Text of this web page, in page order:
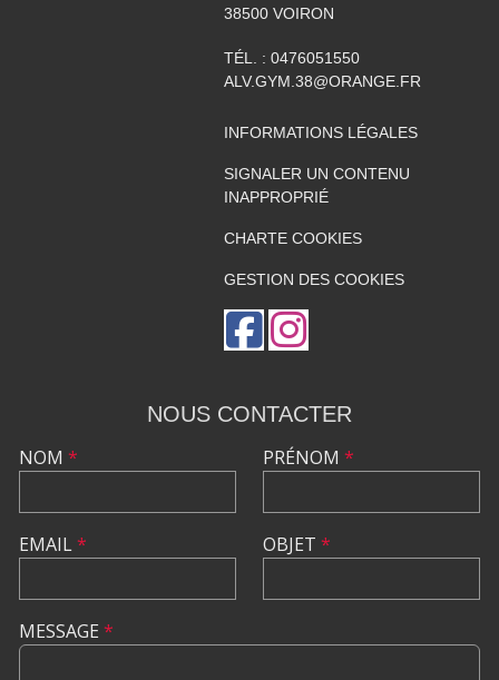
38500 VOIRON
TÉL. : 0476051550
ALV.GYM.38@ORANGE.FR
INFORMATIONS LÉGALES
SIGNALER UN CONTENU
INAPPROPRIÉ
CHARTE COOKIES
GESTION DES COOKIES
NOUS CONTACTER
NOM *
EMAIL*
PRÉNOM *
OBJET *
MESSAGE *